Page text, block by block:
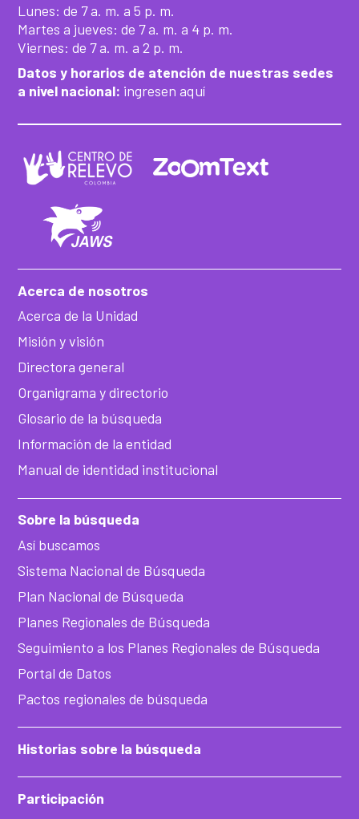
Lunes: de 7 a. m. a 5 p. m.
Martes a jueves: de 7 a. m. a 4 p. m.
Viernes: de 7 a. m. a 2 p. m.
Datos y horarios de atención de nuestras sedes
a nivel nacional: ingresen aquí
Acerca de nosotros
Acerca de la Unidad
Misión y visión
Directora general
Organigrama y directorio
Glosario de la búsqueda
Información de la entidad
Manual de identidad institucional
Sobre la búsqueda
Así buscamos
Sistema Nacional de Búsqueda
Plan Nacional de Búsqueda
Planes Regionales de Búsqueda
Seguimiento a los Planes Regionales de Búsqueda
Portal de Datos
Pactos regionales de búsqueda
Historias sobre la búsqueda
Participación